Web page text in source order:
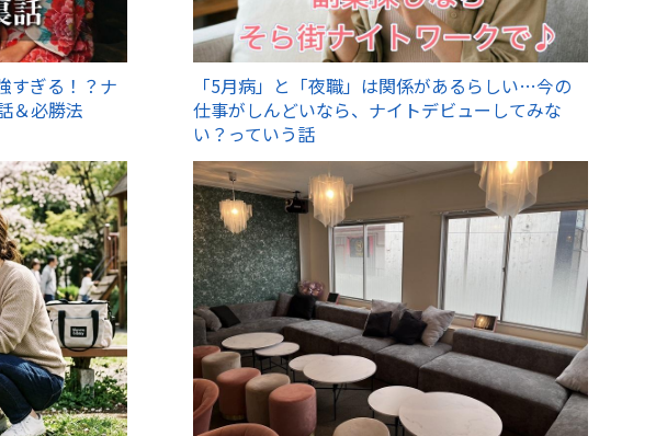
すぎる！？ナ
＆必勝法
「5月病」と「夜職」は関係があるらしい…今の
仕事がしんどいなら、ナイトデビューしてみな
い？っていう話